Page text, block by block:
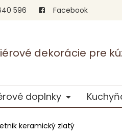
dekorácie pre
596 Facebook
doplnky
keramický zlatý